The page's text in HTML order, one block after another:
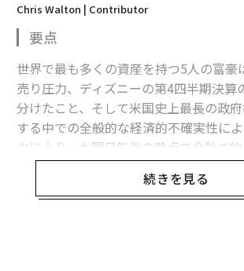
Chris Walton | Contributor
要点
世界で最も多くの資産を持つ5人の富豪
売り圧力、ディズニーの第4四半期決算
分けたこと、そして米国史上最長の政
する中での全般的な経済的不確実性に
力により、木曜日午後の時点で合計で
兆1100億円）の資産価値を失った。
重要ポイント
続きを見る